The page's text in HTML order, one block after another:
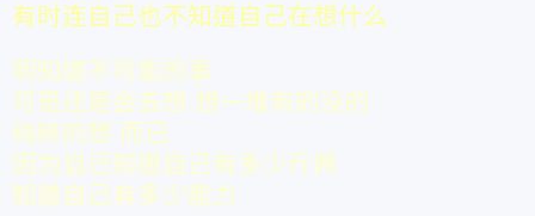
有时连自己也不知道自己在想什么
明知道不可能的事
可是还是会去想 想一堆有的没的
纯粹的想 而已
因为自己知道自己有多少斤两
知道自己有多少能力